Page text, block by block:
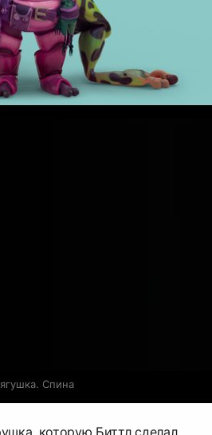
Спина
которую Биттл сделал